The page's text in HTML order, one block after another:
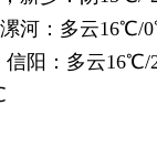
河：多云16℃/
阳：多云